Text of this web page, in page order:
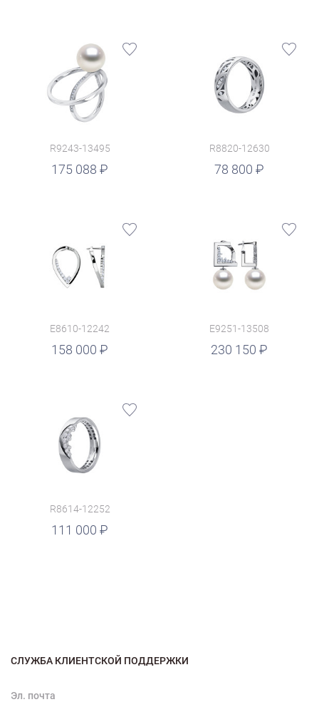
R9243-13495
175 088
R8820-12630
78 800
руб.
E8610-12242
158 000
E9251-13508
230 150
руб.
R8614-12252
111 000
СЛУЖБА КЛИЕНТСКОЙ ПОДДЕРЖКИ
Эл. почта